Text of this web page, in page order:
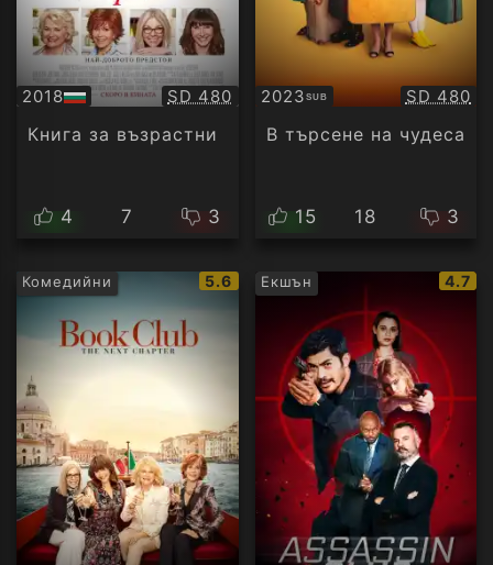
2018
БГ
аудио
Качество:
SD 480
Книга за възрастни
4 7 3
2023SUB
Субтитри SD 480
В търсене на чудеса
15 18 3
Комедийни
IMDb
рейтинг:
5.6 Екшън
IMDb
4.7